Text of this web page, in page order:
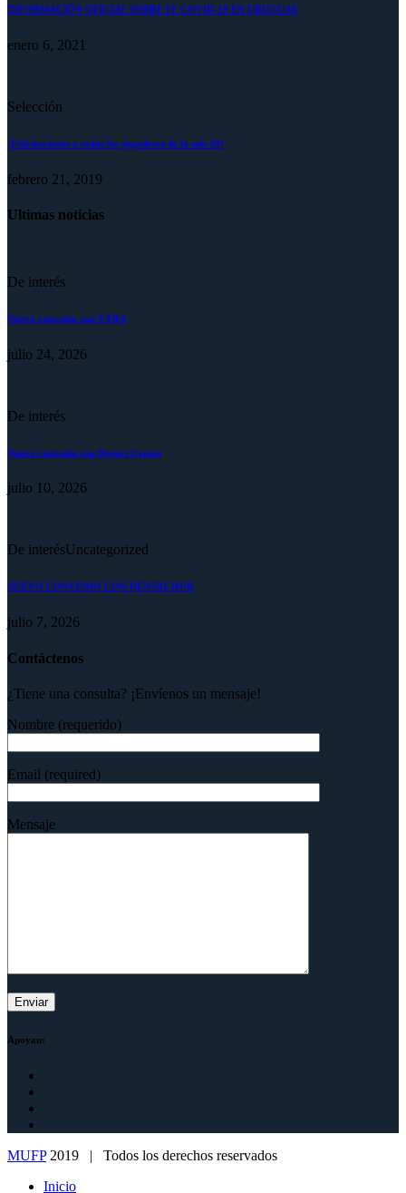
INFORMACIÓN OFICIAL SOBRE EL COVID-19 EN URUGUAY
enero 6, 2021
Selección
¡Felicitaciones a todos los jugadores de la sub-20!
febrero 21, 2019
Ultimas noticias
De interés
Nuevo convenio con VYRA
julio 24, 2026
De interés
Nuevo convenio con Deport Cream
julio 10, 2026
De interésUncategorized
NUEVO CONVENIO CON DENTAL HUB
julio 7, 2026
Contáctenos
¿Tiene una consulta? ¡Envíenos un mensaje!
Nombre (requerido)
Email (required)
Mensaje
Apoyan:
MUFP2019 | Todos los derechos reservados
Inicio